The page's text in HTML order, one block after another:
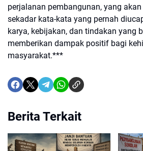
perjalanan pembangunan, yang
sekadar kata-kata yang pernah
karya, kebijakan, dan tindakan yang
memberikan dampak positif bagi
masyarakat.***
Berita Terkait